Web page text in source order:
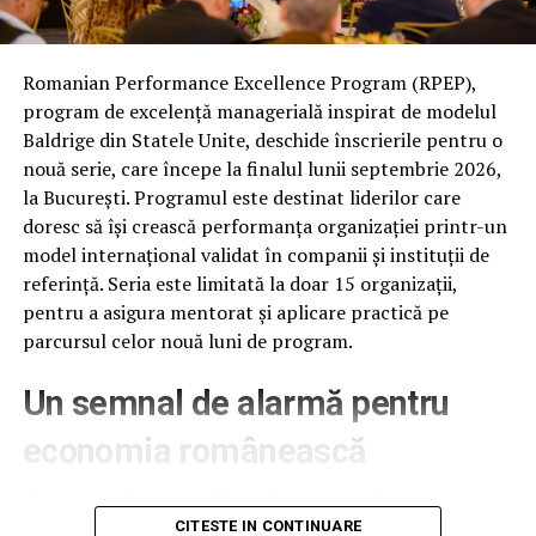
Astfel, ne aflăm la finalul unui an de competiții, în
cadrul cărora bolidul electric a înregistrat rezultate
neașteptat de bune, situându-se constant la mijlocul
clasamentului general, fără niciun abandon. În cadrul
celor 11 etape la care a participat în 2019, în
Campionatul de Viteză în Coastă și în Campionatul de
Super Rally, Sorin Ghisoi s-a întors acasă cu 11 trofee de
Locul I.
Romanian Performance Excellence Program (RPEP),
program de excelență managerială inspirat de modelul
Baldrige din Statele Unite, deschide înscrierile pentru o
nouă serie, care începe la finalul lunii septembrie 2026,
la București. Programul este destinat liderilor care
doresc să își crească performanța organizației printr-un
model internațional validat în companii și instituții de
referință. Seria este limitată la doar 15 organizații,
pentru a asigura mentorat și aplicare practică pe
parcursul celor nouă luni de program.
Un semnal de alarmă pentru
economia românească
Clasamentul anual publicat de Institute for
Management Development (IMD), la 18 iunie 2026,
CITESTE IN CONTINUARE